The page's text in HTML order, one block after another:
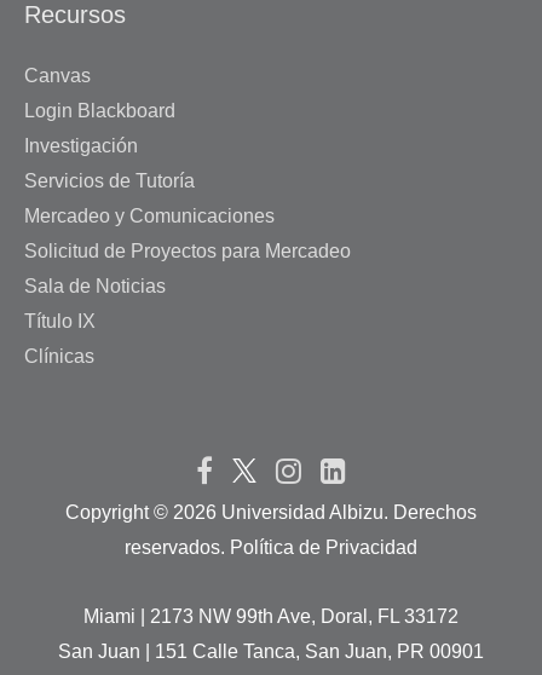
Recursos
Canvas
Login Blackboard
Investigación
Servicios de Tutoría
Mercadeo y Comunicaciones
Solicitud de Proyectos para Mercadeo
Sala de Noticias
Título IX
Clínicas
Copyright © 2026 Universidad Albizu. Derechos
reservados. Política de Privacidad
Miami | 2173 NW 99th Ave, Doral, FL 33172
San Juan | 151 Calle Tanca, San Juan, PR 00901